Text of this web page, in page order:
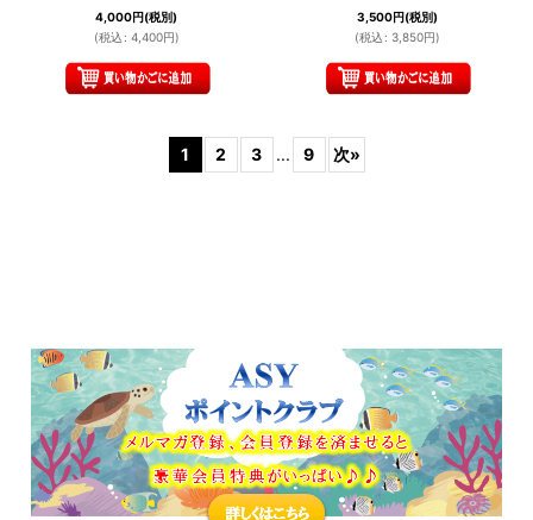
4,000円(税別)
(税込 : 4,400円)
3,500円(税別)
(税込 : 3,850円)
1 2 3 ... 9 次»